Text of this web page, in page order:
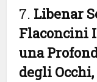
7. Libenar
Flaconcini
una
degli